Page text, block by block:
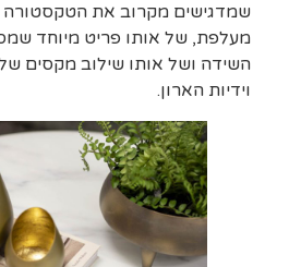
שמדגישים מקרוב את הטקסטורה
מעלפת, של אותו פריט מיוחד
השידה ושל אותו שילוב מקסים
וידיות הארון.